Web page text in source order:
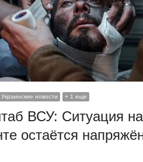
Украинские новости + 1 еще
ВСУ: Ситуация на
остаётся